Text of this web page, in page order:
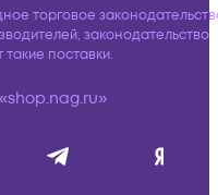
торговое
законодательство
поставки.